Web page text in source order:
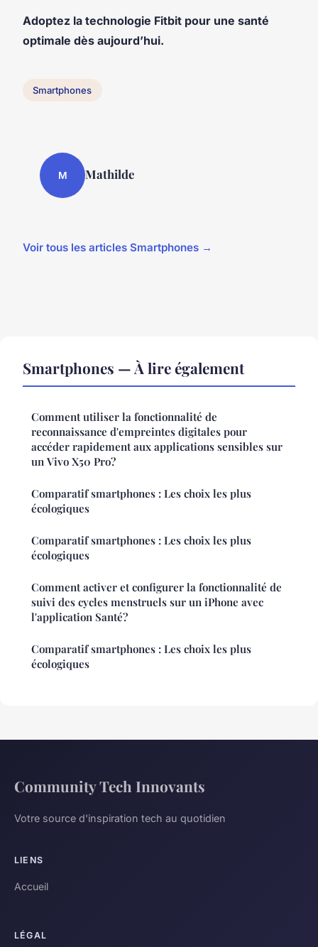
Adoptez la technologie Fitbit pour une santé
optimale dès aujourd’hui.
Smartphones
M Mathilde
Voir tous les articles Smartphones →
Smartphones — À lire également
Comment utiliser la fonctionnalité de
reconnaissance d'empreintes digitales pour
accéder rapidement aux applications sensibles sur
un Vivo X50 Pro?
Comparatif smartphones : Les choix les plus
écologiques
Comparatif smartphones : Les choix les plus
écologiques
Comment activer et configurer la fonctionnalité de
suivi des cycles menstruels sur un iPhone avec
l'application Santé?
Comparatif smartphones : Les choix les plus
écologiques
Community Tech Innovants
Votre source d'inspiration tech au quotidien
LIENS
Accueil
LÉGAL